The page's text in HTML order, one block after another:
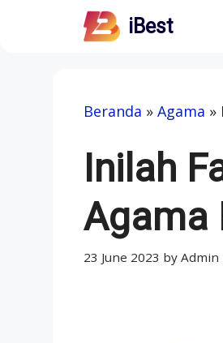
iBest
Beranda » Agama »
Inilah
Agama
23 June 2023 by Admin